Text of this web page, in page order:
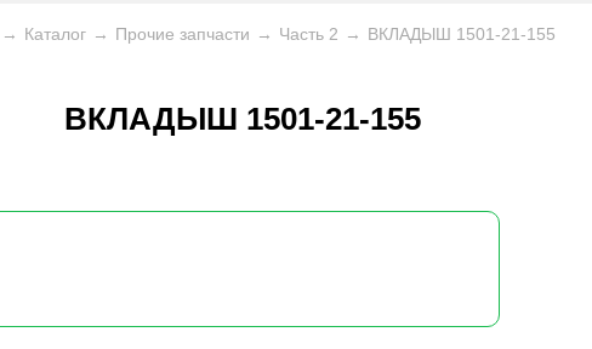
Каталог Прочие запчасти Часть 2 ВКЛАДЫШ 1501-21-155
ВКЛАДЫШ 1501-21-155